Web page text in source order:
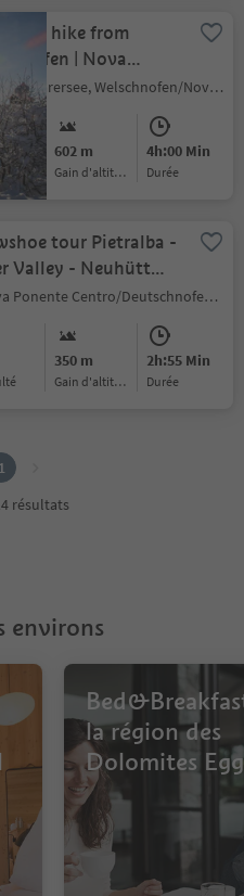
hike from
| Nova
to the "Totmoos"
Carezza/Karersee, Welschnofen/Nova Levante, Dolomites Region Eggental
602 m
Gain d'altitude
4h:00 Min
durée
tour Pietralba -
Valley - Neuhütt
Nova Ponente Centro/Deutschnofen Dorf, Deutschnofen/Nova Ponente, Dolomites Region Eggental
350 m
Gain d'altitude
2h:55 Min
durée
1
résultats
environs
la région des
Dolomites